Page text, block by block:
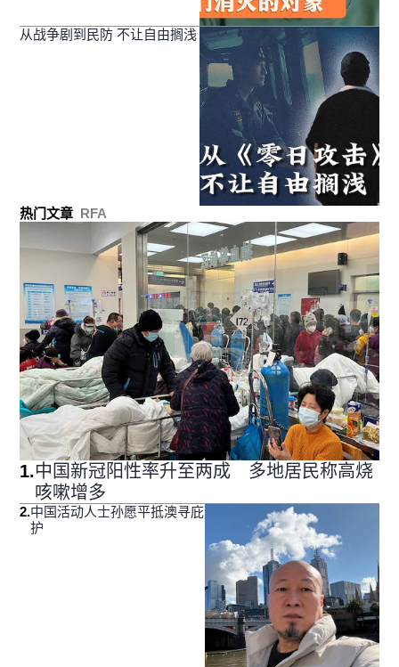
从战争剧到民防 不让自由搁浅
热门文章 RFA
1.中国新冠阳性率升至两成 多地居民称高烧
咳嗽增多
2.中国活动人士孙愿平抵澳寻庇
护